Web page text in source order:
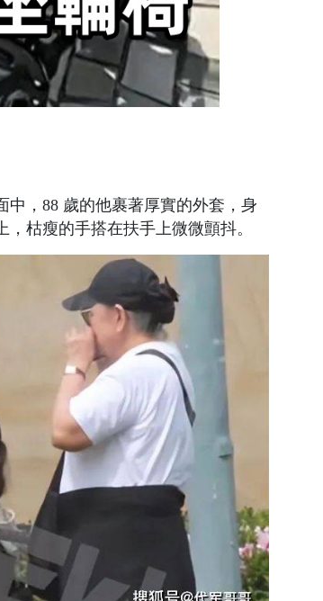
，88 歲的他裹著厚實的外套，身
枯瘦的手搭在扶手上微微顫抖。